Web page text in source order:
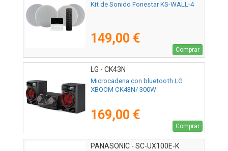
Kit de Sonido Fonestar KS-WALL-4
149,00 €
Comprar
LG - CK43N
Microcadena con bluetooth LG
XBOOM CK43N/ 300W
169,00 €
Comprar
PANASONIC - SC-UX100E-K